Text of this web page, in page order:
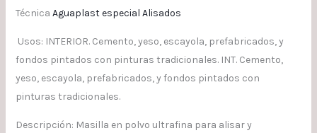
Técnica Aguaplast especial Alisados
Usos: INTERIOR. Cemento, yeso, escayola, prefabricados, y
fondos pintados con pinturas tradicionales. INT. Cemento,
yeso, escayola, prefabricados, y fondos pintados con
pinturas tradicionales.
Descripción: Masilla en polvo ultrafina para alisar y